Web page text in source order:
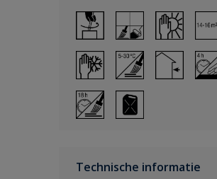
Technische informatie